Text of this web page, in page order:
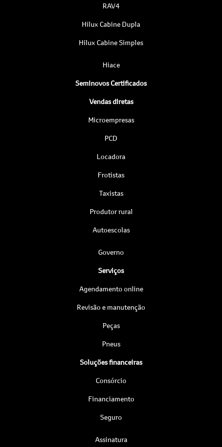
RAV4
Hilux Cabine Dupla
Hilux Cabine Simples
Hiace
Seminovos Certificados
Vendas diretas
Microempresas
PCD
Locadora
Frotistas
Taxistas
Produtor rural
Autoescolas
Governo
Serviços
Agendamento online
Revisão e manutenção
Peças
Pneus
Soluções financeiras
Consórcio
Financiamento
Seguro
Assinatura